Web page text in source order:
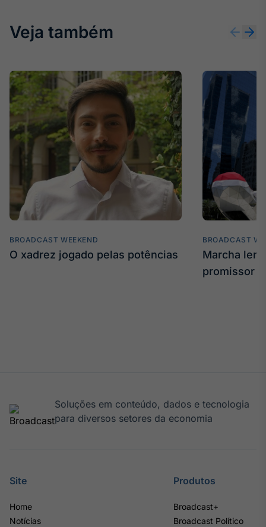
Veja também
BROADCAST WEEKEND
O xadrez jogado pelas potências
BROADCAST
Marcha
promissor
Soluções em conteúdo, dados e tecnologia
para diversos setores da economia
Site
Home
Notícias
Produtos
Broadcast+
Broadcast Político